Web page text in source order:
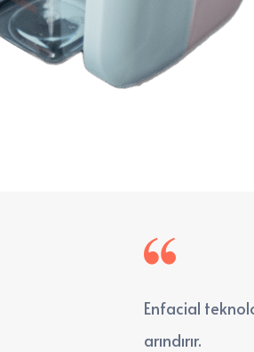
Enfacial
arındırır.